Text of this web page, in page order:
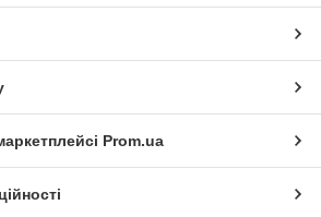
Prom.ua